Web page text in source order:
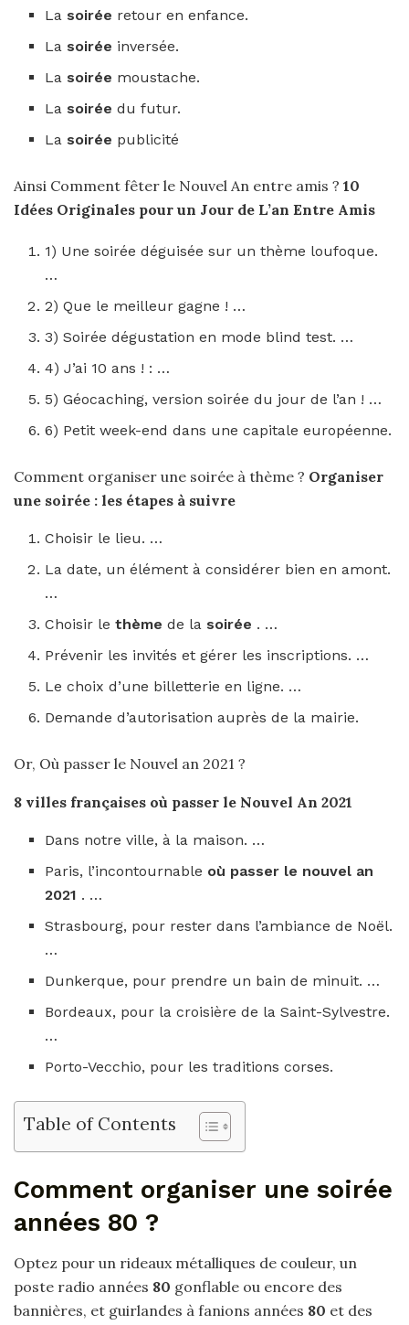
La soirée retour en enfance.
La soirée inversée.
La soirée moustache.
La soiréedu futur.
La soirée publicité
Ainsi Comment fêter le Nouvel An entre amis ? 10
Idées Originales pour un Jour de L’an Entre Amis
1) Une soirée déguisée sur un thème loufoque.
…
2) Que le meilleur gagne ! …
3) Soirée dégustation en mode blind test. …
4) J’ai 10 ans ! : …
5) Géocaching, version soirée du jour de l’an ! …
6) Petit week-end dans une capitale européenne.
Comment organiser une soirée à thème ? Organiser
une soirée : les étapes à suivre
Choisir le lieu. …
La date, un élément à considérer bien en amont.
…
Choisir lethèmede la soirée . …
Prévenir les invités et gérer les inscriptions. …
Le choix d’une billetterie en ligne. …
Demande d’autorisation auprès de la mairie.
Or, Où passer le Nouvel an 2021 ?
8 villes françaises où passer le Nouvel An 2021
Dans notre ville, à la maison. …
Paris, l’incontournable où passer le nouvel an
2021 . …
Strasbourg, pour rester dans l’ambiance de Noël.
…
Dunkerque, pour prendre un bain de minuit. …
Bordeaux, pour la croisière de la Saint-Sylvestre.
…
Porto-Vecchio, pour les traditions corses.
Table of Contents
Comment organiser une soirée
années 80 ?
Optez pour un rideaux métalliques de couleur, un
poste radio années 80 gonflable ou encore des
bannières, et guirlandes à fanions années 80 et des